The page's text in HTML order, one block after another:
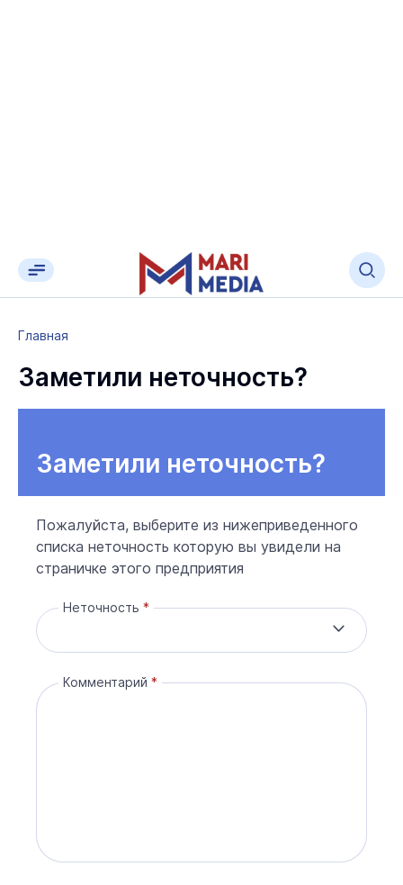
Главная
Заметили неточность?
Заметили неточность?
Пожалуйста, выберите из нижеприведенного
списка неточность которую вы увидели на
страничке этого предприятия
Неточность
Комментарий